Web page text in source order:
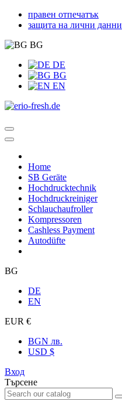
правен отпечатък
защита на лични данни
BG
DE
BG
EN
Home
SB Geräte
Hochdrucktechnik
Hochdruckreiniger
Schlauchaufroller
Kompressoren
Cashless Payment
Autodüfte
BG
DE
EN
EUR €
BGN лв.
USD $
Вход
Търсене